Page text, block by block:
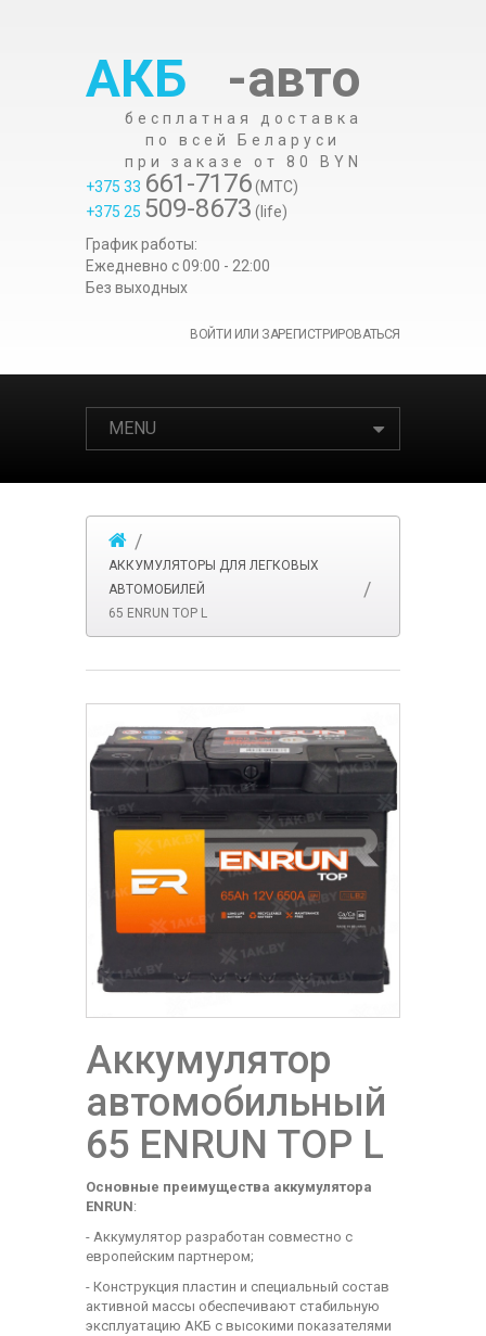
АКБ -авто
бесплатная доставка
по всей Беларуси
при заказе от 80 BYN
+375 33 661-7176(МТС)
+375 25 509-8673 (life)
График работы:
Ежедневно c 09:00 - 22:00
Без выходных
ВОЙТИ ИЛИ ЗАРЕГИСТРИРОВАТЬСЯ
MENU
АККУМУЛЯТОРЫ ДЛЯ ЛЕГКОВЫХ
АВТОМОБИЛЕЙ
65 ENRUN TOP L
Аккумулятор
автомобильный
65 ENRUN TOP L
Основные преимущества аккумулятора
ENRUN:
- Аккумулятор разработан совместно с
европейским партнером;
- Конструкция пластин и специальный состав
активной массы обеспечивают стабильную
эксплуатацию АКБ с высокими показателями